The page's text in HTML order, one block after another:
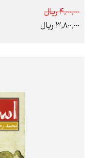
4,000,000 ريال
3,800,000 ريال